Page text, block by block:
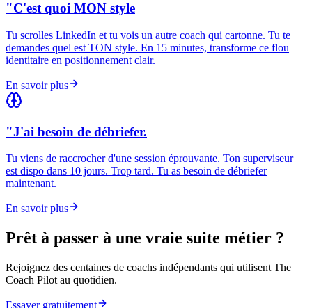
"C'est quoi MON style
Tu scrolles LinkedIn et tu vois un autre coach qui cartonne. Tu te
demandes quel est TON style. En 15 minutes, transforme ce flou
identitaire en positionnement clair.
En savoir plus
"J'ai besoin de débriefer.
Tu viens de raccrocher d'une session éprouvante. Ton superviseur
est dispo dans 10 jours. Trop tard. Tu as besoin de débriefer
maintenant.
En savoir plus
Prêt à passer à une vraie suite métier ?
Rejoignez des centaines de coachs indépendants qui utilisent The
Coach Pilot au quotidien.
Essayer gratuitement